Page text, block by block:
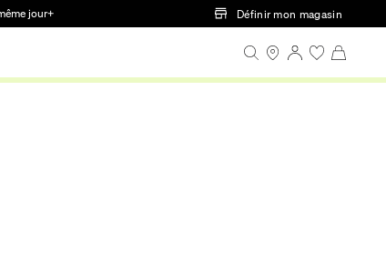
jour+ Définir mon magasin